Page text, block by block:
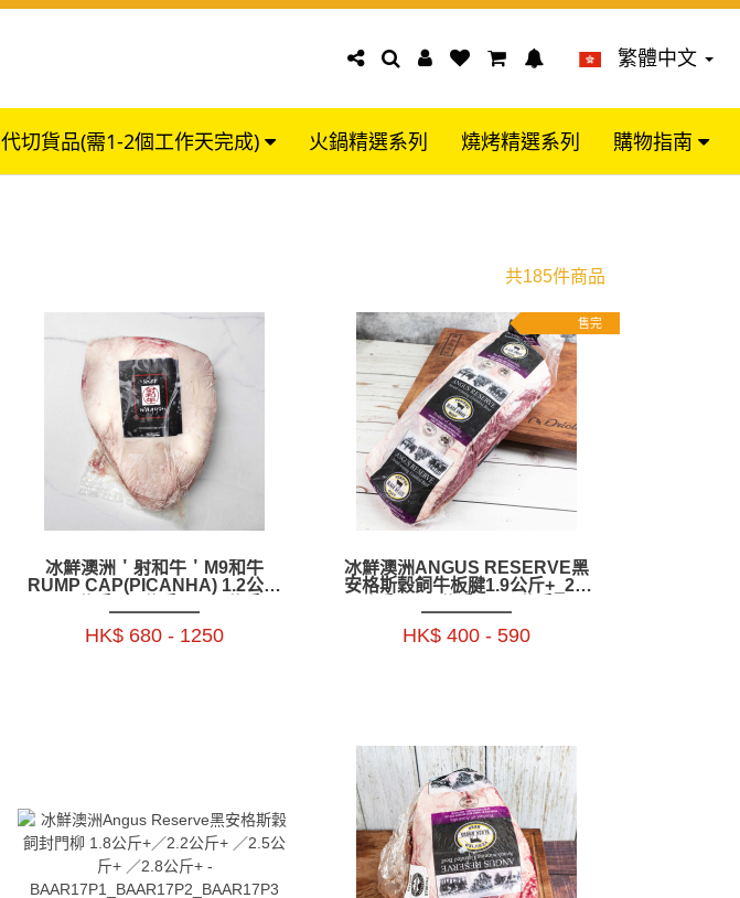
繁體中文
代切貨品(需1-2個工作天完成) 火鍋精選系列 燒烤精選系列 購物指南
共185件商品
冰鮮澳洲＇射和牛＇M9和牛
RUMP CAP(PICANHA) 1.2公斤
HK$ 680 - 1250
售完
冰鮮澳洲ANGUS RESERVE黑
安格斯穀飼牛板腱1.9公斤+_2.3
HK$ 400 - 590